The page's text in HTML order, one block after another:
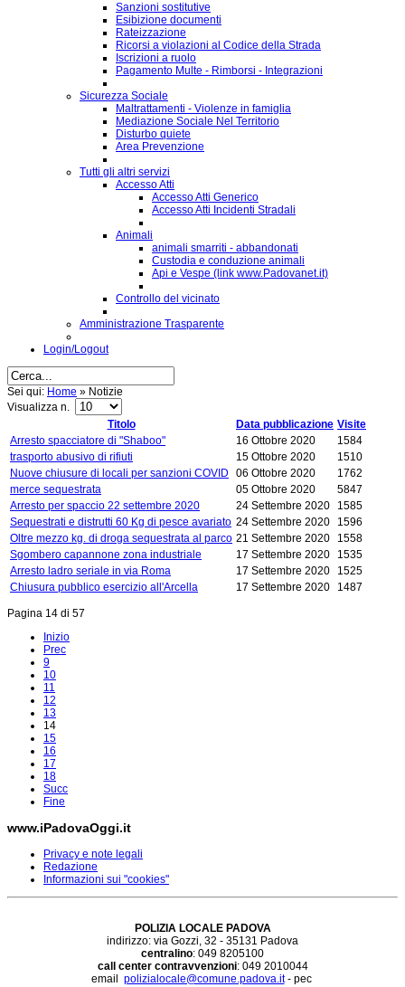
Sanzioni sostitutive
Esibizione documenti
Rateizzazione
Ricorsi a violazioni al Codice della Strada
Iscrizioni a ruolo
Pagamento Multe - Rimborsi - Integrazioni
Sicurezza Sociale
Maltrattamenti - Violenze in famiglia
Mediazione Sociale Nel Territorio
Disturbo quiete
Area Prevenzione
Tutti gli altri servizi
Accesso Atti
Accesso Atti Generico
Accesso Atti Incidenti Stradali
Animali
animali smarriti - abbandonati
Custodia e conduzione animali
Api e Vespe (link www.Padovanet.it)
Controllo del vicinato
Amministrazione Trasparente
Login/Logout
Sei qui: Home » Notizie
Visualizza n.
Titolo
Data pubblicazione Visite
Arresto spacciatore di "Shaboo"
16 Ottobre 2020
1584
trasporto abusivo di rifiuti
15 Ottobre 2020
1510
Nuove chiusure di locali per sanzioni COVID
06 Ottobre 2020
1762
merce sequestrata
05 Ottobre 2020
5847
Arresto per spaccio 22 settembre 2020
24 Settembre 2020
1585
Sequestrati e distrutti 60 Kg di pesce avariato 24 Settembre 2020
1596
Oltre mezzo kg. di droga sequestrata al parco 21 Settembre 2020
1558
Sgombero capannone zona industriale
17 Settembre 2020
1535
Arresto ladro seriale in via Roma
17 Settembre 2020
1525
Chiusura pubblico esercizio all'Arcella
17 Settembre 2020 1487
Pagina 14 di 57
Inizio
Prec
9
10
11
12
13
14
15
16
17
18
Succ
Fine
www.iPadovaOggi.it
Privacy e note legali
Redazione
Informazioni sui "cookies"
POLIZIA LOCALE PADOVA
indirizzo: via Gozzi, 32 - 35131 Padova
centralino: 049 8205100
call center contravvenzioni: 049 2010044
email polizialocale@comune.padova.it- pec